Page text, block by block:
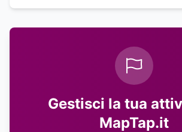
Gestisci la tua
MapTap.it